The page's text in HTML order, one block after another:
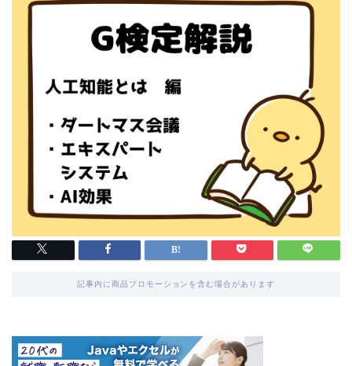
記事内に商品プロモーションを含む場合があります